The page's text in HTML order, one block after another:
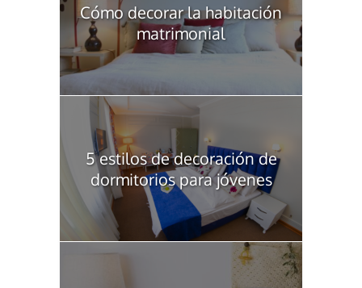
Cómo decorar la habitación
matrimonial
5 estilos de decoración de
dormitorios para jóvenes